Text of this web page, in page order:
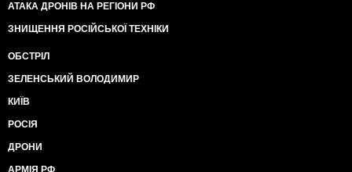
АТАКА ДРОНІВ НА РЕГІОНИ РФ
ЗНИЩЕННЯ РОСІЙСЬКОЇ ТЕХНІКИ
ОБСТРІЛ
ЗЕЛЕНСЬКИЙ ВОЛОДИМИР
КИЇВ
РОСІЯ
ДРОНИ
АРМІЯ РФ